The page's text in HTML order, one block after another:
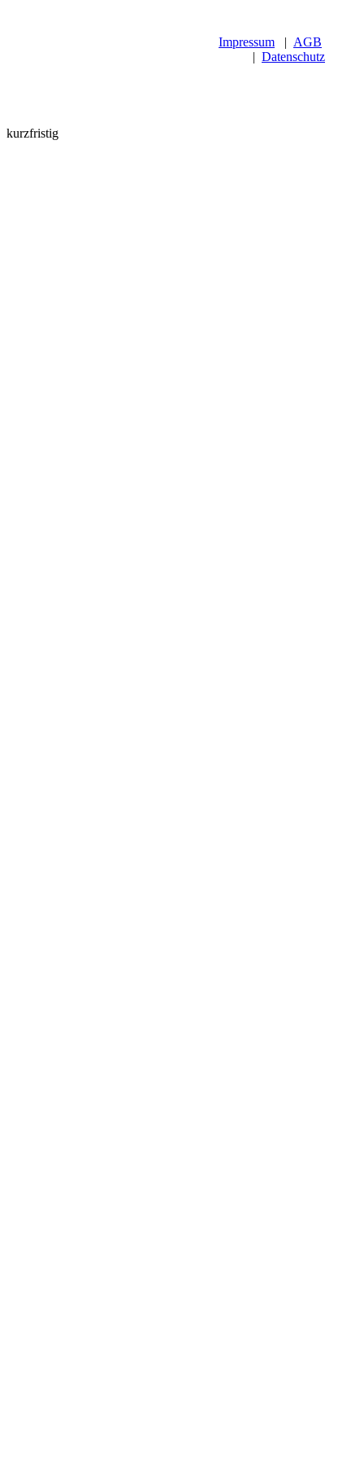
Impressum | AGB
| Datenschutz
kurzfristig